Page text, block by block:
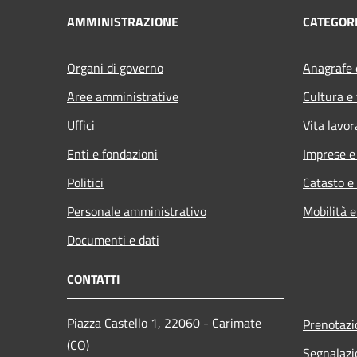
AMMINISTRAZIONE
Organi di governo
Aree amministrative
Uffici
Enti e fondazioni
Politici
Personale amministrativo
Documenti e dati
Cultura
Vita
Imprese
Catasto
Mobilità
CONTATTI
Piazza Castello 1, 22060 - Carimate
(CO)